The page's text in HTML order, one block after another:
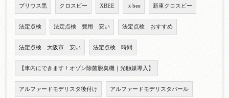
プリウス黒 クロスビー XBEE ｘbee 新車クロスビー
法定点検 法定点検 費用 安い 法定点検 おすすめ
法定点検 大阪市 安い 法定点検 時間
【車内にできます！オゾン除菌脱臭機｜光触媒導入】
アルファードモデリスタ後付け アルファードモデリスタパール